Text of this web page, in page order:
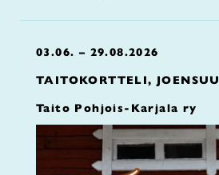
03.06. – 29.08.2026
TAITOKORTTELI, JOENSUU
Taito Pohjois-Karjala ry